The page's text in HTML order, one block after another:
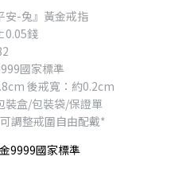
安-兔』黃金戒指
錢
國家標準
後戒寬：約0.2cm
裝盒/包裝袋/保證單
調整戒圍自由配戴*
9999國家標準